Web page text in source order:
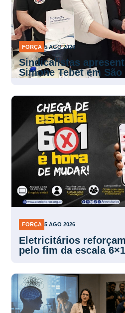
FORÇA 5 AGO 2026
Sindicalistas
Simone Tebet em São
FORÇA 5 AGO 2026
Eletricitários
pelo fim da escala 6×1